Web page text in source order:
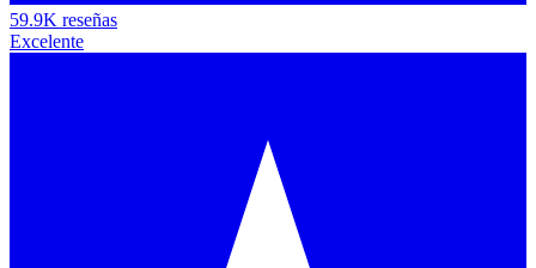
59.9K reseñas
Excelente